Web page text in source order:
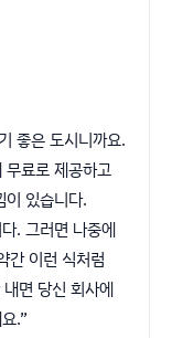
좋은 도시니까요.
료로 제공하고
이 있습니다.
. 그러면 나중에
간 이런 식처럼
면 당신 회사에
.”